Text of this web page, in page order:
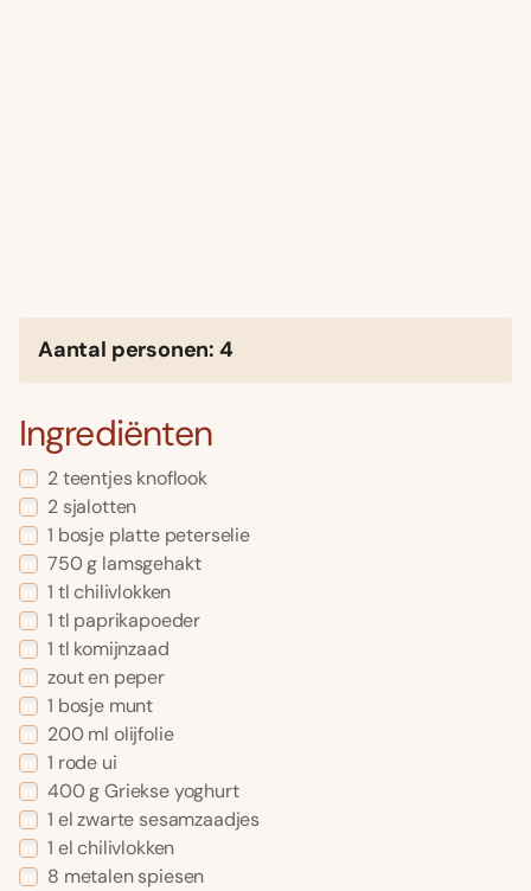
Aantal personen: 4
Ingrediënten
2 teentjes knoflook
2 sjalotten
1 bosje platte peterselie
750 g lamsgehakt
1 tl chilivlokken
1 tl paprikapoeder
1 tl komijnzaad
zout en peper
1 bosje munt
200 ml olijfolie
1 rode ui
400 g Griekse yoghurt
1 el zwarte sesamzaadjes
1 el chilivlokken
8 metalen spiesen